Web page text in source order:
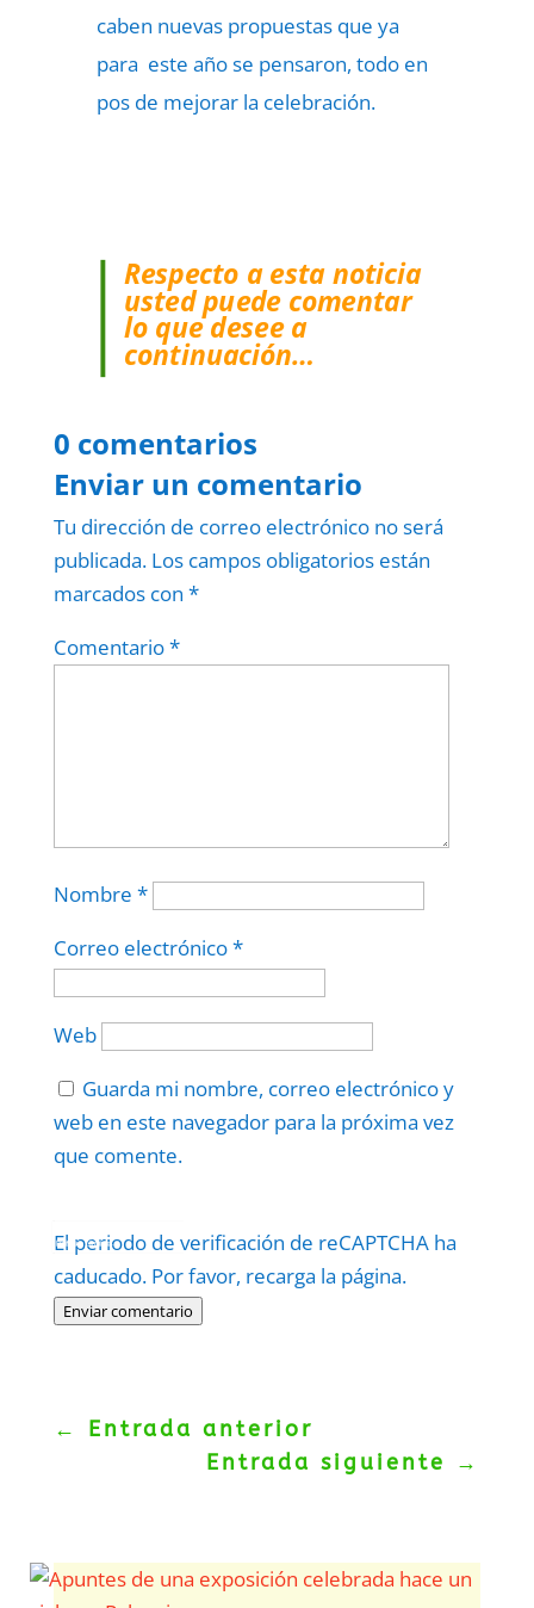
caben nuevas propuestas que ya
para este año se pensaron, todo en
pos de mejorar la celebración.
Respecto a esta noticia
usted puede comentar
lo que desee a
continuación…
0 comentarios
Enviar un comentario
Tu dirección de correo electrónico no será
publicada. Los campos obligatorios están
marcados con *
Comentario*
Nombre *
Correo electrónico*
Web
Guarda mi nombre, correo electrónico y
web en este navegador para la próxima vez
que comente.
El periodo de verificación de reCAPTCHA ha
caducado. Por favor, recarga la página.
Enviar comentario
Politica–Términos.
← Entrada anterior
Entrada siguiente
→